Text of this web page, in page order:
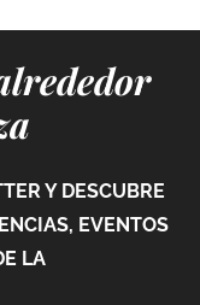
Y DESCUBRE
EVENTOS
LA